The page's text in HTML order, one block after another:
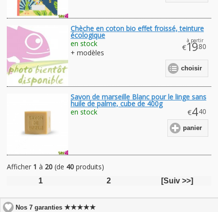
Chèche en coton bio effet froissé, teinture
écologique
à partir
€19.80
en stock
+ modèles
choisir
Savon de marseille Blanc pour le linge sans
huile de palme, cube de 400g
€4.40
en stock
panier
Afficher 1 à 20 (de 40 produits)
1 2 [Suiv >>]
Nos 7 garanties★★★★★